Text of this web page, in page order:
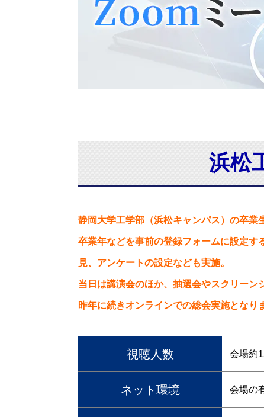
浜松
静岡大学工学部（浜松キャンパス）の卒業
卒業年などを事前の登録フォームに設定す
見、アンケートの設定なども実施。
当日は講演会のほか、抽選会やスクリーン
昨年に続きオンラインでの総会実施とな
視聴人数 会場約
ネット環境 会場の